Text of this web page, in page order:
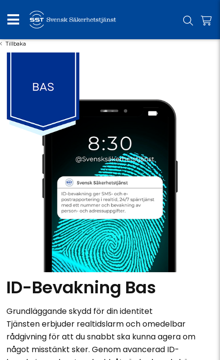
Tillbaka
ID-Bevakning Bas
Grundläggande skydd för din identitet
Tjänsten erbjuder realtidslarm och omedelbar
rådgivning för att du snabbt ska kunna agera om
något misstänkt sker. Genom avancerad ID-